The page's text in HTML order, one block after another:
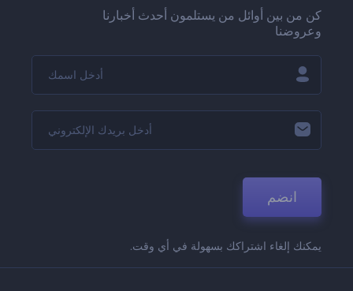
كن من بين أوائل من يستلمون أحدث أخبارنا
وعروضنا
انضم
يمكنك إلغاء اشتراكك بسهولة في أي وقت.